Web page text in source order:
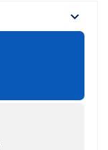
expand_more